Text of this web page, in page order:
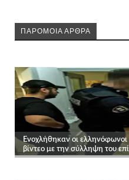
ΠΑΡΟΜΟΙΑ ΑΡΘΡΑ